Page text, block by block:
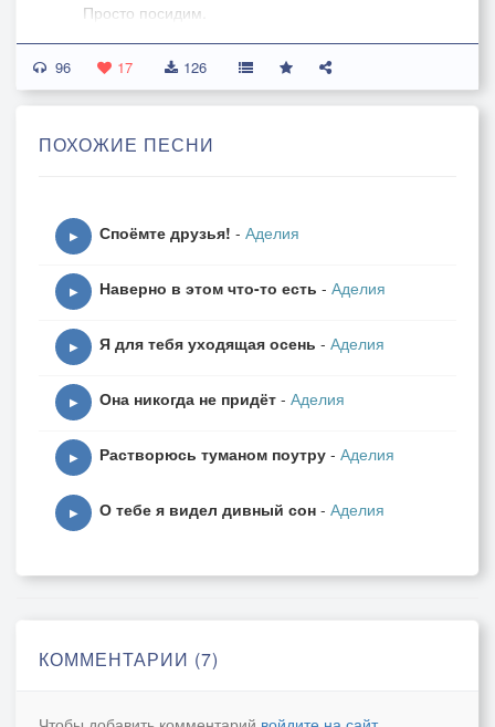
Просто посидим.
Вспомним прошлое с улыбкой,
Ночь, вдвоём, гроза.
Это только показалось -
Искры, улетающие ввысь.
Друг без друга дня не жили.
Телефона звон.
Это как закон.
Я не задержу.
Нежный мех уральской ели,
Искры, улетающие ввысь.
96 17 126
ПОХОЖИЕ ПЕСНИ
▶ Споёмте друзья! - Аделия
▶ Наверно в этом что-то есть - Аделия
▶ Я для тебя уходящая осень - Аделия
▶ Она никогда не придёт - Аделия
▶ Растворюсь туманом поутру - Аделия
▶ О тебе я видел дивный сон - Аделия
КОММЕНТАРИИ (7)